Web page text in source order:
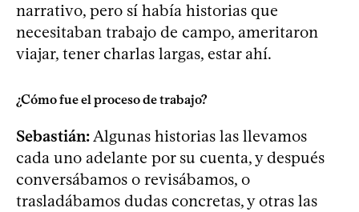
narrativo, pero sí había historias que
necesitaban trabajo de campo, ameritaron
viajar, tener charlas largas, estar ahí.
¿Cómo fue el proceso de trabajo?
Sebastián:Algunas historias las llevamos
cada uno adelante por su cuenta, y después
conversábamos o revisábamos, o
trasladábamos dudas concretas, y otras las